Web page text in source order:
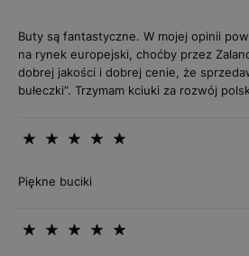
Buty są fantastyczne. W mojej opinii
na rynek europejski, choćby przez
dobrej jakości i dobrej cenie, że
bułeczki”. Trzymam kciuki za rozwój
Piękne buciki